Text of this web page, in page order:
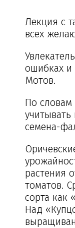
Лекция с
всех
ошибках и
Мотов.
По словам
семена-
растения
томатов.
сорта как
Над